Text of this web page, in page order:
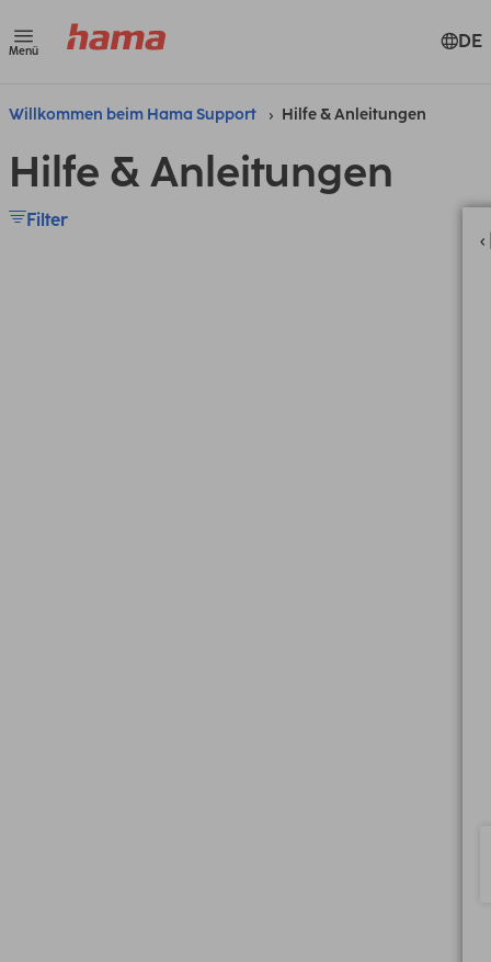
Menü DE
Willkommen beim Hama Support Hilfe & Anleitungen
Hilfe & Anleitungen
Filter